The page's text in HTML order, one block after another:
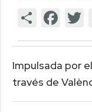
Impulsada por
través de